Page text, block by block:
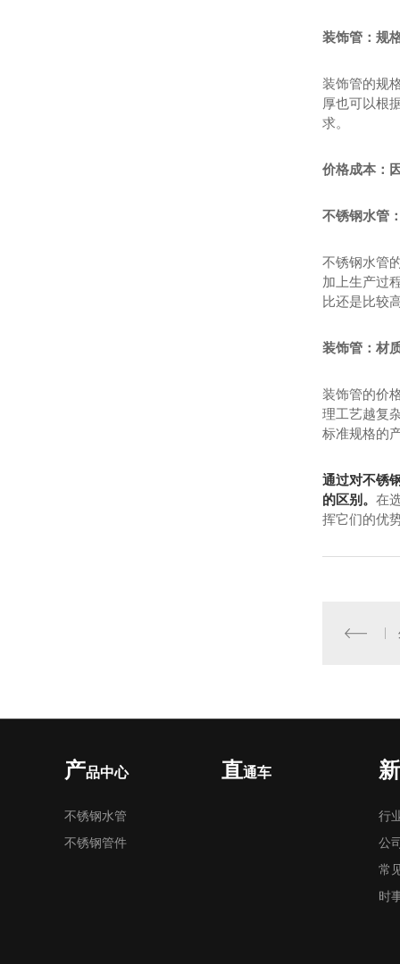
装饰管：规
装饰管的规
厚也可以根
求。
价格成本：
不锈钢水管
不锈钢水管
加上生产过
比还是比较
装饰管：材
装饰管的价
理工艺越复
标准规格的
通过对不锈
的区别。在
挥它们的优
产品中心
不锈钢水管
不锈钢管件
直通车 新
行
公
常
时